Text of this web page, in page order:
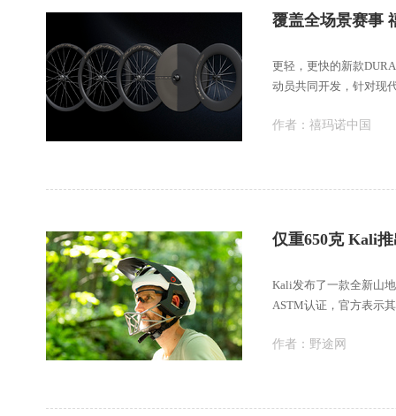
覆盖全场景赛事
更轻，更快的新款
动员共同开发，针对现
作者： 禧玛诺中国
仅重650克 Kali
Kali发布了一款全新山
ASTM认证，官方表示
作者： 野途网